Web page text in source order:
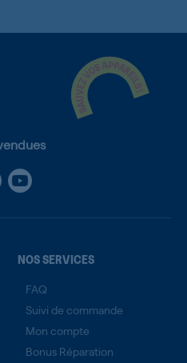
NOS SERVICES
FAQ
Suivi de commande
Mon compte
Bonus Réparation